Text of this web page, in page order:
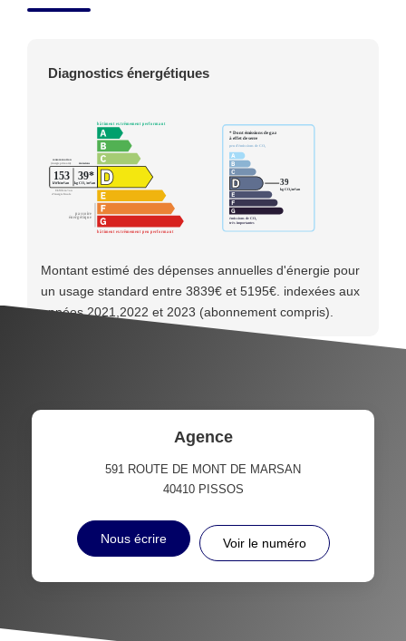
Diagnostics énergétiques
Montant estimé des dépenses annuelles d'énergie pour
un usage standard entre 3839€ et 5195€. indexées aux
années 2021,2022 et 2023 (abonnement compris).
Agence
591 ROUTE DE MONT DE MARSAN
40410 PISSOS
Nous écrire Voir le numéro